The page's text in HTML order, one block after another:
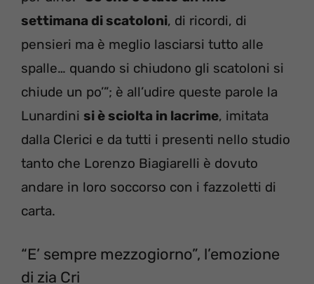
settimana di scatoloni, di ricordi, di
pensieri ma è meglio lasciarsi tutto alle
spalle… quando si chiudono gli scatoloni si
chiude un po’”; è all’udire queste parole la
Lunardini si è sciolta in lacrime, imitata
dalla Clerici e da tutti i presenti nello studio
tanto che Lorenzo Biagiarelli è dovuto
andare in loro soccorso con i fazzoletti di
carta.
“E’ sempre mezzogiorno”, l’emozione
di zia Cri